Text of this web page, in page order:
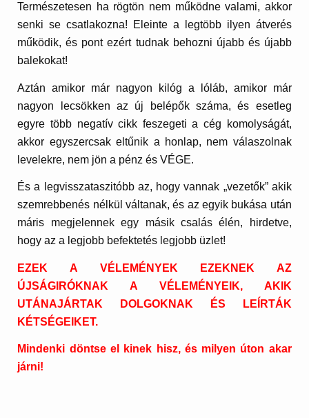
Természetesen ha rögtön nem működne valami, akkor
senki se csatlakozna! Eleinte a legtöbb ilyen átverés
működik, és pont ezért tudnak behozni újabb és újabb
balekokat!
Aztán amikor már nagyon kilóg a lóláb, amikor már
nagyon lecsökken az új belépők száma, és esetleg
egyre több negatív cikk feszegeti a cég komolyságát,
akkor egyszercsak eltűnik a honlap, nem válaszolnak
levelekre, nem jön a pénz és VÉGE.
És a legvisszataszitóbb az, hogy vannak „vezetők” akik
szemrebbenés nélkül váltanak, és az egyik bukása után
máris megjelennek egy másik csalás élén, hirdetve,
hogy az a legjobb befektetés legjobb üzlet!
EZEK A VÉLEMÉNYEK EZEKNEK AZ
ÚJSÁGIRÓKNAK A VÉLEMÉNYEIK, AKIK
UTÁNAJÁRTAK DOLGOKNAK ÉS LEÍRTÁK
KÉTSÉGEIKET.
Mindenki döntse el kinek hisz, és milyen úton akar
járni!